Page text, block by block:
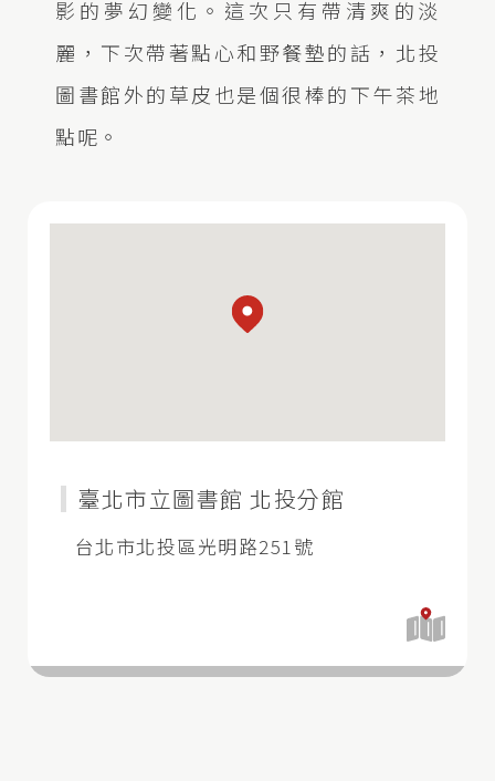
影的夢幻變化。這次只有帶清爽的淡
麗，下次帶著點心和野餐墊的話，北投
圖書館外的草皮也是個很棒的下午茶地
點呢。
臺北市立圖書館 北投分館
台北市北投區光明路251號
開